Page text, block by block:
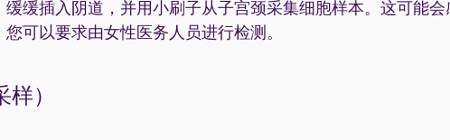
缓插入阴道，并用小刷子从子宫颈采集细胞样本。这可能会
可以要求由女性医务人员进行检测。
）